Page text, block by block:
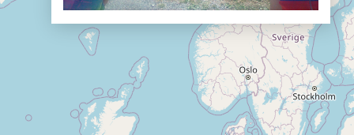
De groetjes terug
Ronde Van Flandriën